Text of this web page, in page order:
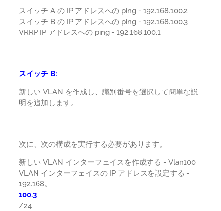
スイッチ A の IP アドレスへの ping - 192.168.100.2
スイッチ B の IP アドレスへの ping - 192.168.100.3
VRRP IP アドレスへの ping - 192.168.100.1
スイッチ B:
新しい VLAN を作成し、識別番号を選択して簡単な説
明を追加します。
次に、次の構成を実行する必要があります。
新しい VLAN インターフェイスを作成する - Vlan100
VLAN インターフェイスの IP アドレスを設定する -
192.168。
100.3
/24